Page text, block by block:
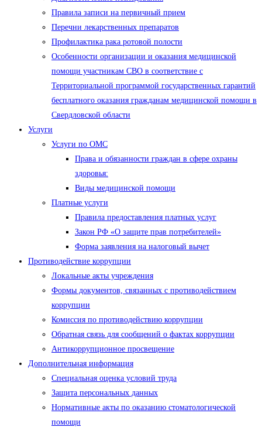
Правила записи на первичный прием
Перечни лекарственных препаратов
Профилактика рака ротовой полости
Особенности организации и оказания медицинской
помощи участникам СВО в соответствие с
Территориальной программой государственных гарантий
бесплатного оказания гражданам медицинской помощи в
Свердловской области
Услуги
Услуги по ОМС
Права и обязанности граждан в сфере охраны
здоровья:
Виды медицинской помощи
Платные услуги
Правила предоставления платных услуг
Закон РФ «О защите прав потребителей»
Форма заявления на налоговый вычет
Противодействие коррупции
Локальные акты учреждения
Формы документов, связанных с противодействием
коррупции
Комиссия по противодействию коррупции
Обратная связь для сообщений о фактах коррупции
Антикоррупционное просвещение
Дополнительная информация
Специальная оценка условий труда
Защита персональных данных
Нормативные акты по оказанию стоматологической
помощи